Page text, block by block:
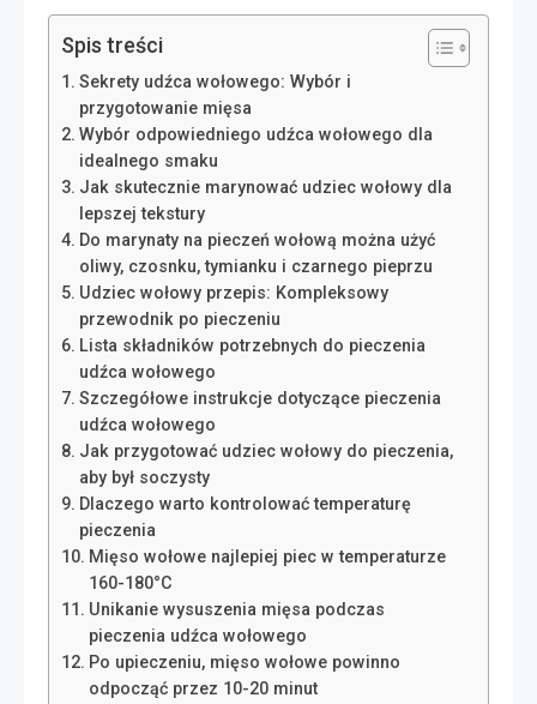
Spis treści
Sekrety udźca wołowego: Wybór i
przygotowanie mięsa
Wybór odpowiedniego udźca wołowego dla
idealnego smaku
Jak skutecznie marynować udziec wołowy dla
lepszej tekstury
Do marynaty na pieczeń wołową można użyć
oliwy, czosnku, tymianku i czarnego pieprzu
Udziec wołowy przepis: Kompleksowy
przewodnik po pieczeniu
Lista składników potrzebnych do pieczenia
udźca wołowego
Szczegółowe instrukcje dotyczące pieczenia
udźca wołowego
Jak przygotować udziec wołowy do pieczenia,
aby był soczysty
Dlaczego warto kontrolować temperaturę
pieczenia
Mięso wołowe najlepiej piec w temperaturze
160-180°C
Unikanie wysuszenia mięsa podczas
pieczenia udźca wołowego
Po upieczeniu, mięso wołowe powinno
odpocząć przez 10-20 minut